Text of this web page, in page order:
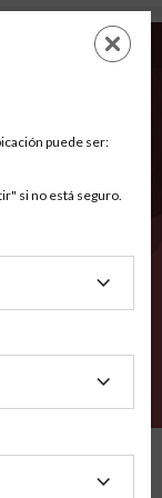
EN
puede ser:
si no está seguro.